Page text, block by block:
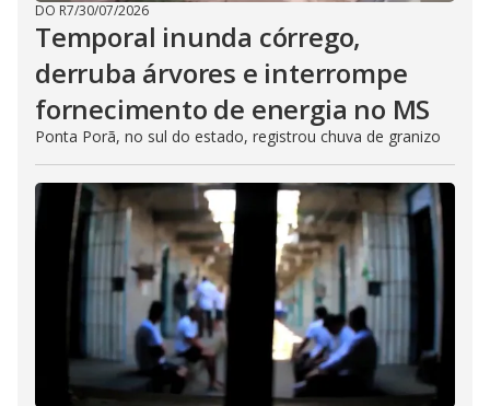
DO R7/30/07/2026
Temporal inunda córrego,
derruba árvores e interrompe
fornecimento de energia no MS
Ponta Porã, no sul do estado, registrou chuva de granizo